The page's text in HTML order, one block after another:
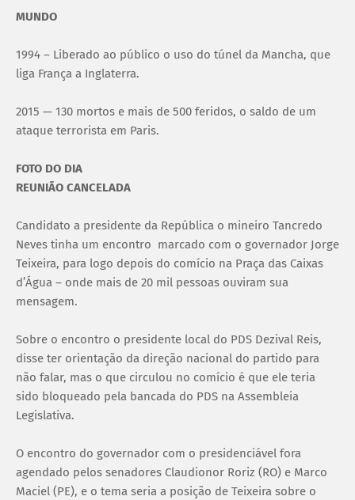
MUNDO
1994 – Liberado ao público o uso do túnel da Mancha, que
liga França a Inglaterra.
2015 — 130 mortos e mais de 500 feridos, o saldo de um
ataque terrorista em Paris.
FOTO DO DIA
REUNIÃO CANCELADA
Candidato a presidente da República o mineiro Tancredo
Neves tinha um encontro marcado com o governador Jorge
Teixeira, para logo depois do comício na Praça das Caixas
d’Água – onde mais de 20 mil pessoas ouviram sua
mensagem.
Sobre o encontro o presidente local do PDS Dezival Reis,
disse ter orientação da direção nacional do partido para
não falar, mas o que circulou no comício é que ele teria
sido bloqueado pela bancada do PDS na Assembleia
Legislativa.
O encontro do governador com o presidenciável fora
agendado pelos senadores Claudionor Roriz (RO) e Marco
Maciel (PE), e o tema seria a posição de Teixeira sobre o